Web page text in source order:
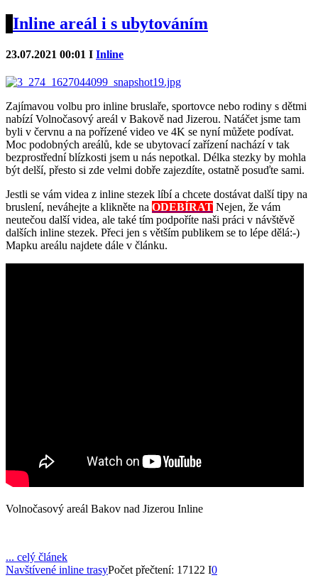
Inline areál i s ubytováním
23.07.2021 00:01 I Inline
Zajímavou volbu pro inline bruslaře, sportovce nebo rodiny s dětmi
nabízí Volnočasový areál v Bakově nad Jizerou. Natáčet jsme tam
byli v červnu a na pořízené video ve 4K se nyní můžete podívat.
Moc podobných areálů, kde se ubytovací zařízení nachází v tak
bezprostřední blízkosti jsem u nás nepotkal. Délka stezky by mohla
být delší, přesto si zde velmi dobře zajezdíte, ostatně posuďte sami.
Jestli se vám videa z inline stezek líbí a chcete dostávat další tipy na
bruslení, neváhejte a klikněte na ODEBÍRAT Nejen, že vám
neutečou další videa, ale také tím podpoříte naši práci v návštěvě
dalších inline stezek. Přeci jen s větším publikem se to lépe dělá:-)
Mapku areálu najdete dále v článku.
Volnočasový areál Bakov nad Jizerou Inline
... celý článek
Navštívené inline trasyPočet přečtení: 17122 I0